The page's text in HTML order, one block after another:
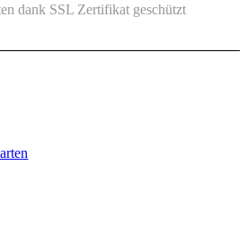
dank SSL Zertifikat geschützt